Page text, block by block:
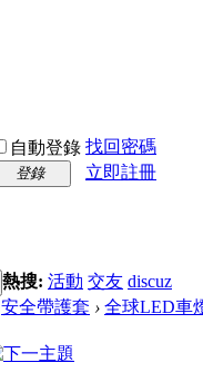
自動登錄 找回密碼
登錄
立即註冊
熱搜: 活動 交友 discuz
安全帶護套 › 全球LED車